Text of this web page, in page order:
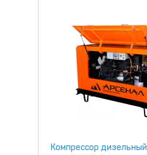
Компрессор дизельный